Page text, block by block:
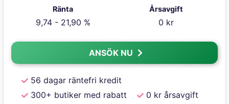
Ränta
9,74 - 21,90 %
Årsavgift
0 kr
ANSÖK NU
56 dagar räntefri kredit
300+ butiker med rabatt
0 kr årsavgift